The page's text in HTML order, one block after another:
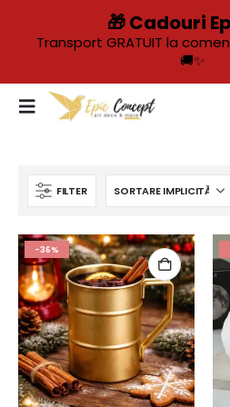
FILTER
-36%
🎁 Cadouri
Transport GRATUIT la
🚚✨